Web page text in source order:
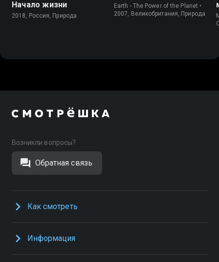
Начало жизни
2018, Россия, Природа
Earth - The Power of the Planet •
2007, Великобритания, Природа
Возникли вопросы?
Обратная связь
Как смотреть
Информация